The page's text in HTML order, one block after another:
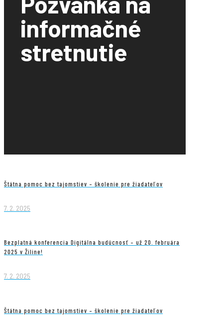
informačné
stretnutie
Štátna pomoc bez tajomstiev – školenie pre žiadateľov
7. 2. 2025
Bezplatná konferencia Digitálna budúcnosť – už 20. februára
2025 v Žiline!
7. 2. 2025
Štátna pomoc bez tajomstiev – školenie pre žiadateľov